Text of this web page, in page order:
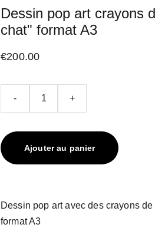
Dessin pop art crayons
chat" format A3
€200.00
- +
Ajouter au panier
Dessin pop art avec des crayons
format A3